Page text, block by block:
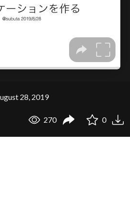
28, 2019
270 0